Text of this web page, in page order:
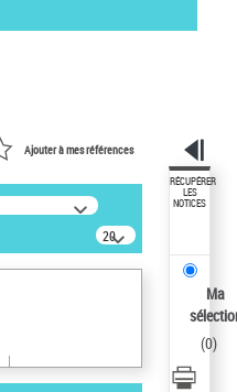
Ajouter à mes références
20
résultats/page
RÉCUPÉRER
LES
NOTICES
Ma
(0)